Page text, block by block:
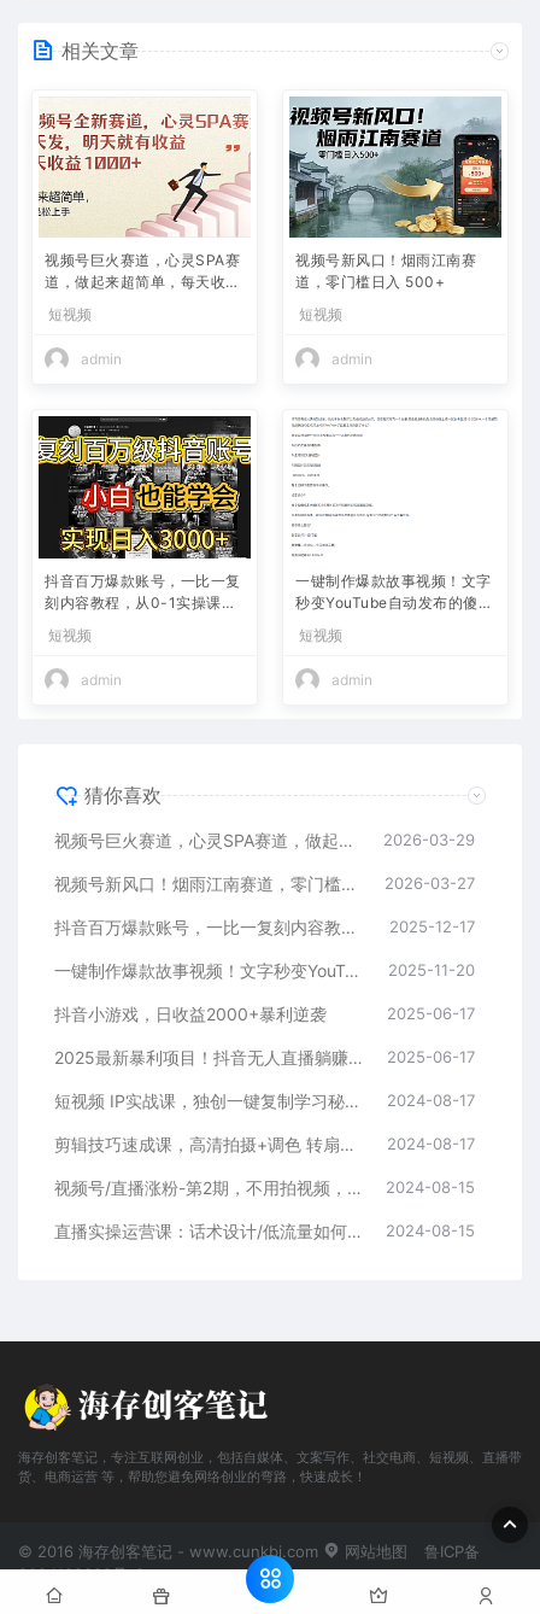
相关文章
视频号巨火赛道，心灵SPA赛
道，做起来超简单，每天收益
800+
短视频
admin
视频号新风口！烟雨江南赛
道，零门槛日入 500+
短视频
admin
抖音百万爆款账号，一比一复
刻内容教程，从0-1实操课，
入10w+
短视频
admin
一键制作爆款故事视频！文字
秒变YouTube自动发布的傻瓜
短视频
admin
猜你喜欢
视频号巨火赛道，心灵SPA赛道，做起来超简单，每天收益800+ 2026-03-29
视频号新风口！烟雨江南赛道，零门槛日入 500+ 2026-03-27
抖音百万爆款账号，一比一复刻内容教程，从0-1实操课，小白也能学会，复制爆款，月入10w+ 2025-12-17
一键制作爆款故事视频！文字秒变YouTube自动发布的傻瓜式教程 2025-11-20
抖音小游戏，日收益2000+暴利逆袭 2025-06-17
2025最新暴利项目！抖音无人直播躺赚攻略！抖音无人直播3.0玩法！0门槛… 2025-06-17
短视频 IP实战课，独创一键复制学习秘籍，转战新领域，月赚五万轻松行 2024-08-17
剪辑技巧速成课，高清拍摄+调色 转扇子，建筑-抠图精通，新手秒变剪辑专家 2024-08-17
视频号/直播涨粉-第2期，不用拍视频，不用卖货，在直播间做菜，就可以搞钱 2024-08-15
直播实操运营课：话术设计/低流量如何提升/话术框架/全场燃爆/非常干货 2024-08-15
海存创客笔记，专注互联网创业，包括自媒体、文案写作、社交电商、短视频、直播带
货、电商运营 等，帮助您避免网络创业的弯路，快速成长！
© 2016 海存创客笔记 - www.cunkbj.com 网站地图
鲁ICP备
2024108698号-2